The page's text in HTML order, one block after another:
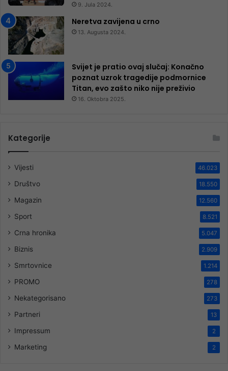
9. Jula 2024.
Neretva zavijena u crno
13. Augusta 2024.
Svijet je pratio ovaj slučaj: Konačno
poznat uzrok tragedije podmornice
Titan, evo zašto niko nije preživio
16. Oktobra 2025.
Kategorije
Vijesti 46.023
Društvo 18.550
Magazin 12.560
Sport 8.521
Crna hronika 5.047
Biznis 2.909
Smrtovnice 1.214
PROMO 278
Nekategorisano 273
Partneri 13
Impressum 2
Marketing 2